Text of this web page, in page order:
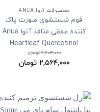
محصولات آنوا ANUA
فوم شستشوی صورت پاک
کننده عمقی منافذ آنوا Anua
Heartleaf Quercetinol
Pore Deep Cleansing
Foam
۲,۷۰۳,۰۰۰ تومان
قیمت
اصلی:
۲,۵۶۴,۰۰۰ تومان